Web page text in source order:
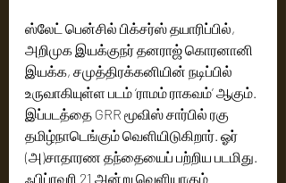
ஸ்லேட் பென்சில் பிக்சர்ஸ் தயாரிப்பில்,
அறிமுக இயக்குநர் தனராஜ் கொரனானி
இயக்க, சமுத்திரக்கனியின் நடிப்பில்
உருவாகியுள்ள படம் ‘ராமம் ராகவம்’ ஆகும்.
இப்படத்தை GRR மூவிஸ் சார்பில் ரகு
தமிழ்நாடெங்கும் வெளியிடுகிறார். ஓர்
(அ)சாதாரண தந்தையைப் பற்றிய படமிது.
ஃபிப்ரவரி 21 அன்று வெளியாகும்